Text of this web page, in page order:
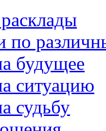
по
будущее
ситуацию
судьбу